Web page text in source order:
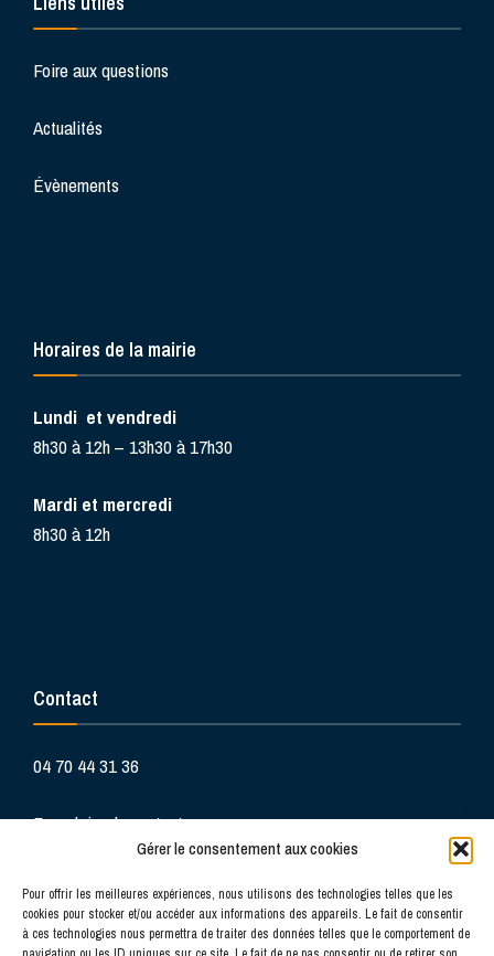
Gérer le consentement aux cookies
Pour offrir les meilleures expériences, nous utilisons des technologies telles que les
cookies pour stocker et/ou accéder aux informations des appareils. Le fait de consentir
à ces technologies nous permettra de traiter des données telles que le comportement de
Foire aux questions
Actualités
Évènements
Horaires de la mairie
Lundi et vendredi
8h30 à 12h – 13h30 à 17h30
Mardi et mercredi
8h30 à 12h
Contact
04 70 44 31 36
Formulaire de contact